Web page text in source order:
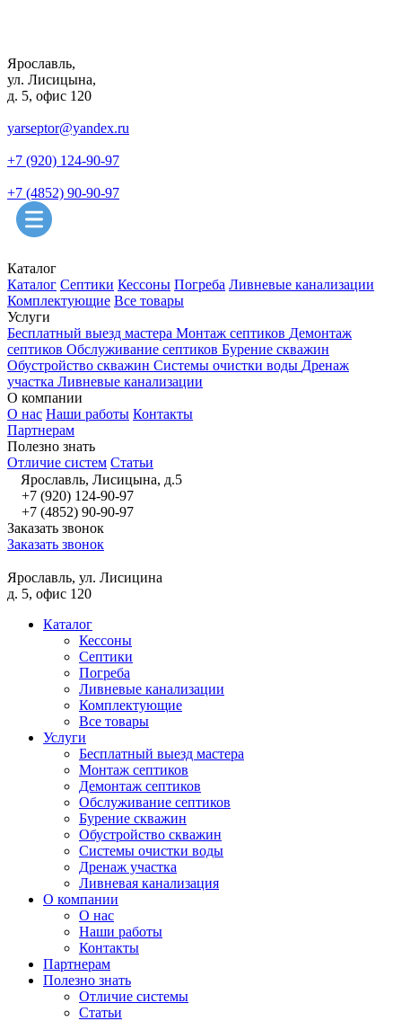
Ярославль,
ул. Лисицына,
д. 5, офис 120
yarseptor@yandex.ru
+7 (920) 124-90-97
+7 (4852) 90-90-97
Каталог
Каталог Септики Кессоны Погреба Ливневые канализации
Комплектующие Все товары
Услуги
Бесплатный выезд мастера Монтаж септиков Демонтаж
септиков Обслуживание септиков Бурение скважин
Обустройство скважин Системы очистки воды Дренаж
участка Ливневые канализации
О компании
О нас Наши работы Контакты
Партнерам
Полезно знать
Отличие систем Статьи
Ярославль, Лисицына, д.5
+7 (920) 124-90-97
+7 (4852) 90-90-97
Заказать звонок
Заказать звонок
Ярославль, ул. Лисицина
д. 5, офис 120
Каталог
Кессоны
Септики
Погреба
Ливневые канализации
Комплектующие
Все товары
Услуги
Бесплатный выезд мастера
Монтаж септиков
Демонтаж септиков
Обслуживание септиков
Бурение скважин
Обустройство скважин
Системы очистки воды
Дренаж участка
Ливневая канализация
О компании
О нас
Наши работы
Контакты
Партнерам
Полезно знать
Отличие системы
Статьи